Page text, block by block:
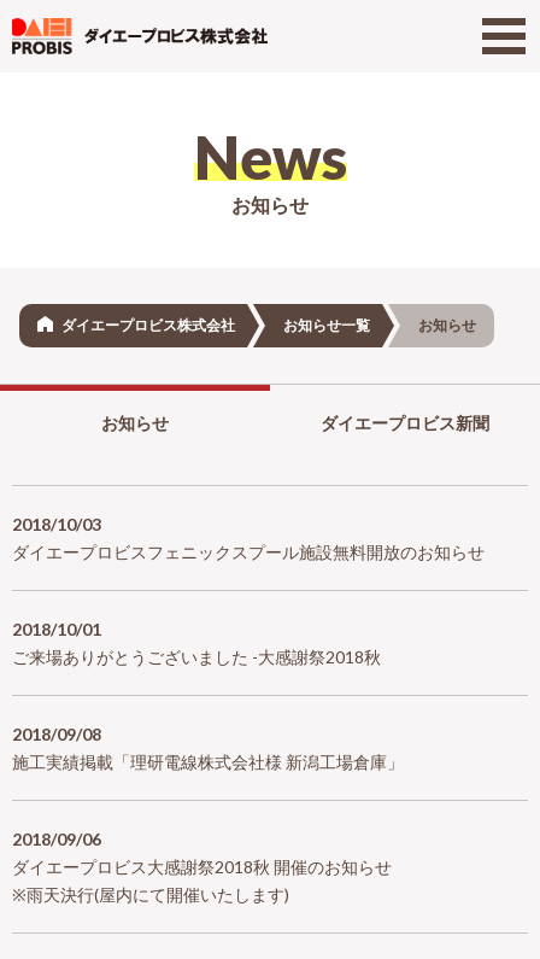
News
お知らせ
ダイエープロビス株式会社 お知らせ一覧 お知らせ
お知らせ ダイエープロビス新聞
2018/10/03
ダイエープロビスフェニックスプール施設無料開放のお知らせ
2018/10/01
ご来場ありがとうございました -大感謝祭2018秋
2018/09/08
施工実績掲載「理研電線株式会社様 新潟工場倉庫」
2018/09/06
ダイエープロビス大感謝祭2018秋 開催のお知らせ
※雨天決行(屋内にて開催いたします)